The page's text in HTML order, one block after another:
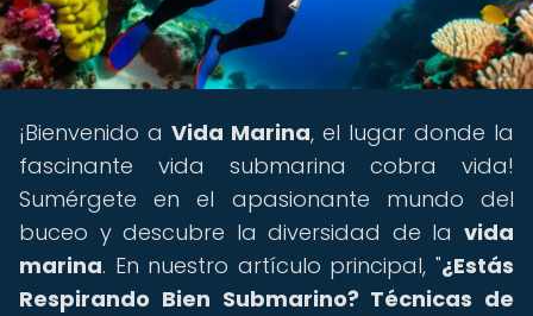
¡Bienvenido a Vida Marina, el lugar donde la
fascinante vida submarina cobra vida!
Sumérgete en el apasionante mundo del
buceo y descubre la diversidad de la vida
marina. En nuestro artículo principal, "¿Estás
Respirando Bien Submarino? Técnicas de